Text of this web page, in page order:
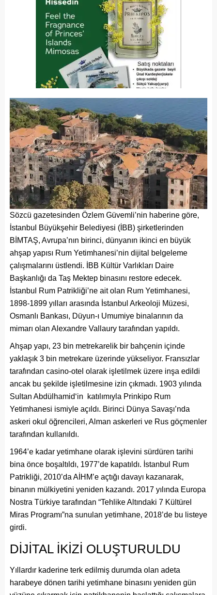
Sözcü gazetesinden Özlem Güvemli’nin haberine göre,
İstanbul Büyükşehir Belediyesi (İBB) şirketlerinden
BİMTAŞ, Avrupa’nın birinci, dünyanın ikinci en büyük
ahşap yapısı Rum Yetimhanesi’nin dijital belgeleme
çalışmalarını üstlendi. İBB Kültür Varlıkları Daire
Başkanlığı da Taş Mektep binasını restore edecek.
İstanbul Rum Patrikliği’ne ait olan Rum Yetimhanesi,
1898-1899 yılları arasında İstanbul Arkeoloji Müzesi,
Osmanlı Bankası, Düyun-ı Umumiye binalarının da
mimarı olan Alexandre Vallaury tarafından yapıldı.
Ahşap yapı, 23 bin metrekarelik bir bahçenin içinde
yaklaşık 3 bin metrekare üzerinde yükseliyor. Fransızlar
tarafından casino-otel olarak işletilmek üzere inşa edildi
ancak bu şekilde işletilmesine izin çıkmadı. 1903 yılında
Sultan Abdülhamid‘in katılımıyla Prinkipo Rum
Yetimhanesi ismiyle açıldı. Birinci Dünya Savaşı’nda
askeri okul öğrencileri, Alman askerleri ve Rus göçmenler
tarafından kullanıldı.
1964’e kadar yetimhane olarak işlevini sürdüren tarihi
bina önce boşaltıldı, 1977’de kapatıldı. İstanbul Rum
Patrikliği, 2010’da AİHM’e açtığı davayı kazanarak,
binanın mülkiyetini yeniden kazandı. 2017 yılında Europa
Nostra Türkiye tarafından “Tehlike Altındaki 7 Kültürel
Miras Programı”na sunulan yetimhane, 2018’de bu listeye
girdi.
DİJİTAL İKİZİ OLUŞTURULDU
Yıllardır kaderine terk edilmiş durumda olan adeta
harabeye dönen tarihi yetimhane binasını yeniden gün